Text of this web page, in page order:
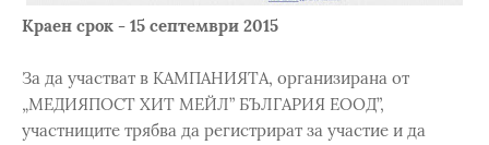
Краен срок - 15 септември 2015
За да участват в КАМПАНИЯТА, организирана от
„МЕДИЯПОСТ ХИТ МЕЙЛ” БЪЛГАРИЯ ЕООД”,
участниците трябва да регистрират за участие и да